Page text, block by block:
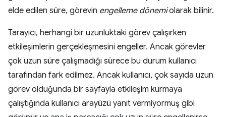
elde edilen süre, görevin engelleme dönemiolarak bilinir.
Tarayıcı, herhangi bir uzunluktaki görev çalışırken
etkileşimlerin gerçekleşmesini engeller. Ancak görevler
çok uzun süre çalışmadığı sürece bu durum kullanıcı
tarafından fark edilmez. Ancak kullanıcı, çok sayıda uzun
görev olduğunda bir sayfayla etkileşim kurmaya
çalıştığında kullanıcı arayüzü yanıt vermiyormuş gibi